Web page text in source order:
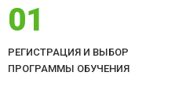
01
РЕГИСТРАЦИЯ И ВЫБОР
ПРОГРАММЫ ОБУЧЕНИЯ